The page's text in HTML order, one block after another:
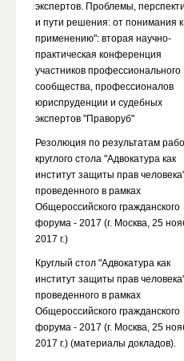
экспертов. Проблемы,
и пути решения: от понимания к
применению": вторая научно-
практическая конференция
участников профессионального
сообщества, профессионалов
юриспруденции и судебных
экспертов "Праворуб"
Резолюция по результатам
круглого стола "Адвокатура как
институт защиты прав
проведенного в рамках
Общероссийского гражданского
форума - 2017 (г. Москва, 25
2017 г.)
Круглый стол "Адвокатура как
институт защиты прав
проведенного в рамках
Общероссийского гражданского
форума - 2017 (г. Москва, 25
2017 г.) (материалы докладов).